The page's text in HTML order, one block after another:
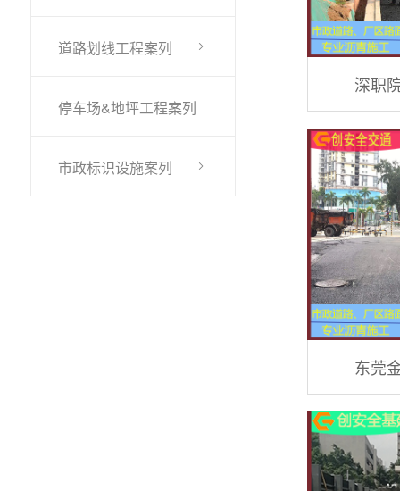
道路划线工程案列
停车场&地坪工程案列
市政标识设施案列
深职
东莞